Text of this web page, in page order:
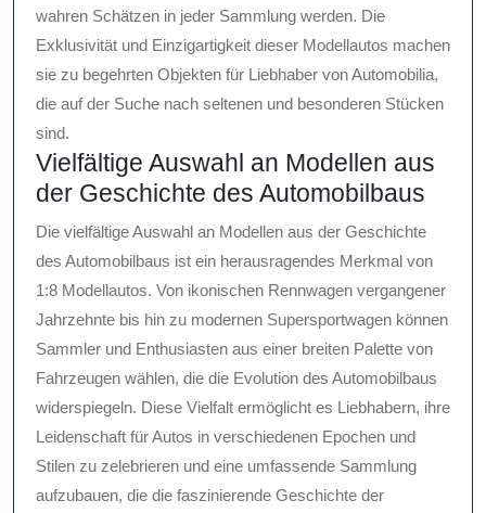
wahren Schätzen in jeder Sammlung werden. Die
Exklusivität und Einzigartigkeit dieser Modellautos machen
sie zu begehrten Objekten für Liebhaber von Automobilia,
die auf der Suche nach seltenen und besonderen Stücken
sind.
Vielfältige Auswahl an Modellen aus
der Geschichte des Automobilbaus
Die vielfältige Auswahl an Modellen aus der Geschichte
des Automobilbaus ist ein herausragendes Merkmal von
1:8 Modellautos. Von ikonischen Rennwagen vergangener
Jahrzehnte bis hin zu modernen Supersportwagen können
Sammler und Enthusiasten aus einer breiten Palette von
Fahrzeugen wählen, die die Evolution des Automobilbaus
widerspiegeln. Diese Vielfalt ermöglicht es Liebhabern, ihre
Leidenschaft für Autos in verschiedenen Epochen und
Stilen zu zelebrieren und eine umfassende Sammlung
aufzubauen, die die faszinierende Geschichte der